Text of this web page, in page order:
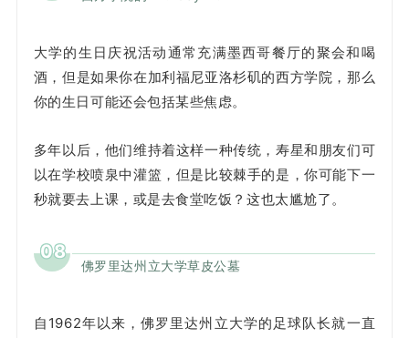
大学的生日庆祝活动通常充满墨西哥餐厅的聚会和喝
酒，但是如果你在加利福尼亚洛杉矶的西方学院，那么
你的生日可能还会包括某些焦虑。
多年以后，他们维持着这样一种传统，寿星和朋友们可
以在学校喷泉中灌篮，但是比较棘手的是，你可能下一
秒就要去上课，或是去食堂吃饭？这也太尴尬了。
08
佛罗里达州立大学草皮公墓
自1962年以来，佛罗里达州立大学的足球队长就一直